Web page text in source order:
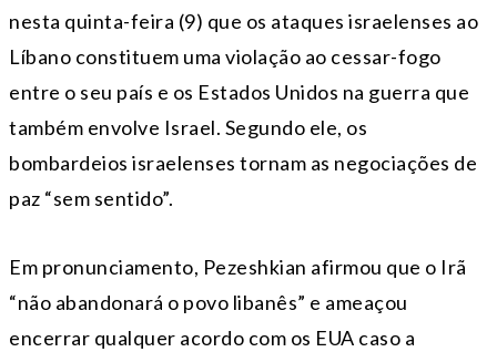
nesta quinta-feira (9) que os ataques israelenses ao
Líbano constituem uma violação ao cessar-fogo
entre o seu país e os Estados Unidos na guerra que
também envolve Israel. Segundo ele, os
bombardeios israelenses tornam as negociações de
paz “sem sentido”.
Em pronunciamento, Pezeshkian afirmou que o Irã
“não abandonará o povo libanês” e ameaçou
encerrar qualquer acordo com os EUA caso a